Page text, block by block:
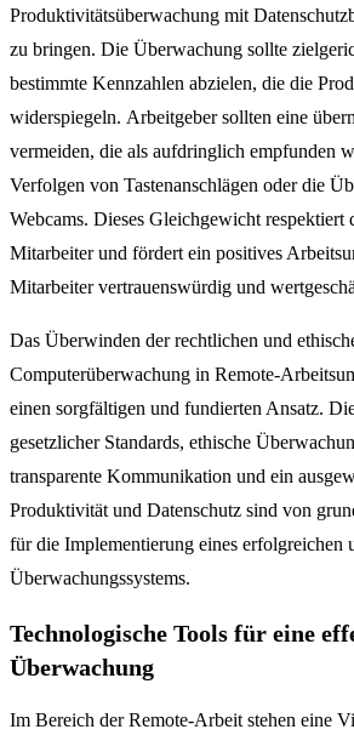
Produktivitätsüberwachung mit
zu bringen. Die Überwachung sollte
bestimmte Kennzahlen abzielen, die die
widerspiegeln. Arbeitgeber sollten eine
vermeiden, die als aufdringlich empfunden
Verfolgen von Tastenanschlägen oder die
Webcams. Dieses Gleichgewicht respektiert
Mitarbeiter und fördert ein positives
Mitarbeiter vertrauenswürdig und
Das Überwinden der rechtlichen und
Computerüberwachung in Remote-
einen sorgfältigen und fundierten Ansatz.
gesetzlicher Standards, ethische
transparente Kommunikation und ein
Produktivität und Datenschutz sind von
für die Implementierung eines erfolgreichen
Überwachungssystems.
Technologische Tools für eine
Überwachung
Im Bereich der Remote-Arbeit stehen eine